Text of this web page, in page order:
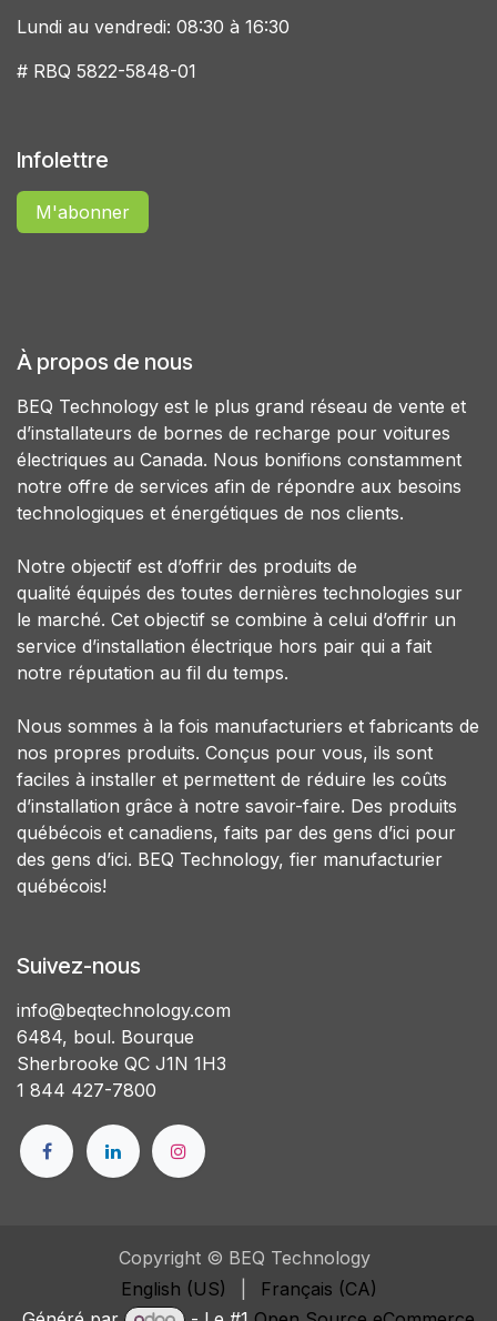
Lundi au vendredi: 08:30 à 16:30
# RBQ 5822-5848-01
Infolettre
M'abonner
À propos de nous
BEQ Technology est le plus grand réseau de vente et
d’installateurs de bornes de recharge pour voitures
électriques au Canada. Nous bonifions constamment
notre offre de services afin de répondre aux besoins
technologiques et énergétiques de nos clients.
Notre objectif est d’offrir des produits de
qualité équipés des toutes dernières technologies sur
le marché. Cet objectif se combine à celui d’offrir un
service d’installation électrique hors pair qui a fait
notre réputation au fil du temps.
Nous sommes à la fois manufacturiers et fabricants de
nos propres produits. Conçus pour vous, ils sont
faciles à installer et permettent de réduire les coûts
d’installation grâce à notre savoir-faire. Des produits
québécois et canadiens, faits par des gens d’ici pour
des gens d’ici. BEQ Technology, fier manufacturier
québécois!
Suivez-nous
info@beqtechnology.com
6484, boul. Bourque
Sherbrooke QC J1N 1H3
1 844 427-7800
Copyright © BEQ Technology
English (US)
Français (CA)